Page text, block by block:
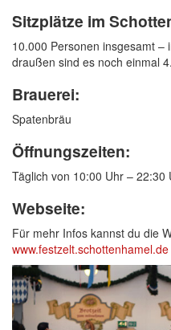
Sitzplätze im
10.000 Personen insgesamt –
draußen sind es noch einmal
Brauerei:
Spatenbräu
Öffnungszeiten:
Täglich von 10:00 Uhr – 22:30
Webseite:
Für mehr Infos kannst du die
www.festzelt.schottenhamel.de
Previous